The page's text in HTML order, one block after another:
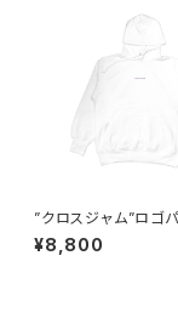
”クロスジャム”ロゴ
ROSSJAM】
¥8,800